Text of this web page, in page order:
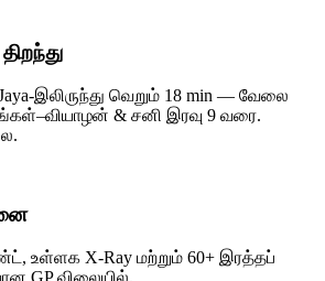
Jaya-இலிருந்து வெறும் 18 min — வேலை
& சனி இரவு 9 வரை.
உள்ளக X-Ray மற்றும் 60+ இரத்தப்
GP விலையில்.